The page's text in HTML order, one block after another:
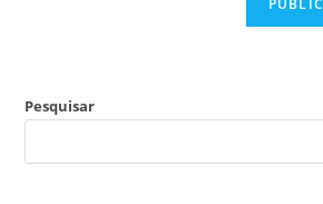
Pesquisar